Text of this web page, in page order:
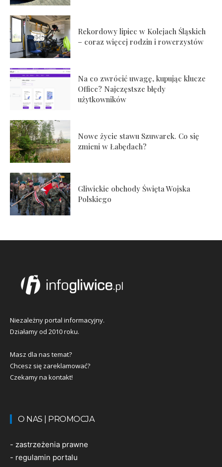
Rekordowy lipiec w Kolejach Śląskich
– coraz więcej rodzin i rowerzystów
Na co zwrócić uwagę, kupując klucze
Office? Najczęstsze błędy
użytkowników
Nowe życie stawu Szuwarek. Co się
zmieni w Łabędach?
Gliwickie obchody Święta Wojska
Polskiego
Niezależny portal informacyjny.
Działamy od 2010 roku.
Masz dla nas temat?
Chcesz się zareklamować?
Czekamy na kontakt!
O NAS | PROMOCJA
- zastrzeżenia prawne
- regulamin portalu